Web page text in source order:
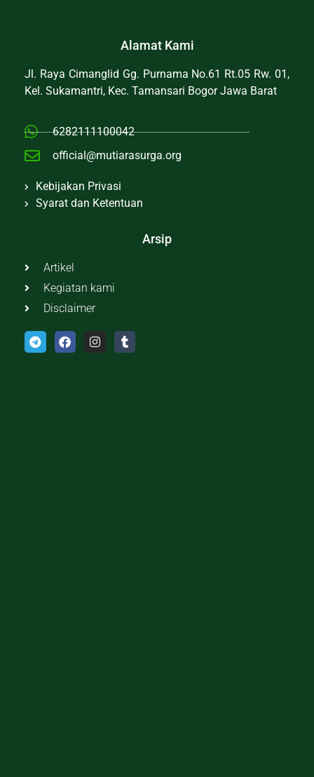
Alamat Kami
Jl. Raya Cimanglid Gg. Purnama No.61 Rt.05 Rw. 01,
Kel. Sukamantri, Kec. Tamansari Bogor Jawa Barat
6282111100042
official@mutiarasurga.org
Kebijakan Privasi
Syarat dan Ketentuan
Arsip
Artikel
Kegiatan kami
Disclaimer